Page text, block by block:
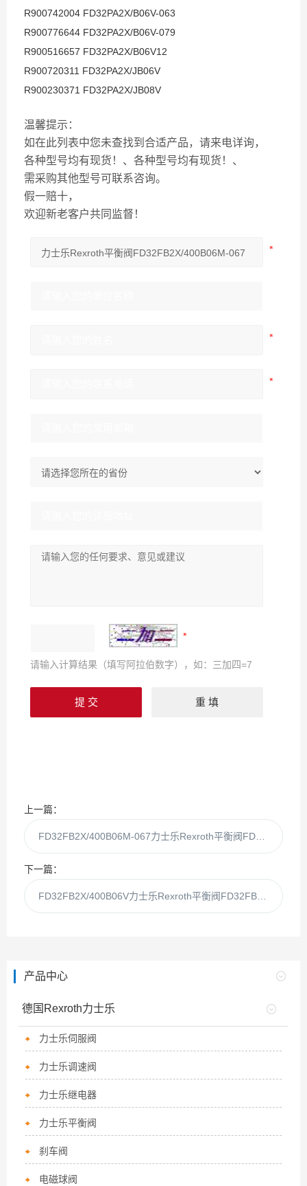
R900742004 FD32PA2X/B06V-063
R900776644 FD32PA2X/B06V-079
R900516657 FD32PA2X/B06V12
R900720311 FD32PA2X/JB06V
R900230371 FD32PA2X/JB08V
温馨提示：
如在此列表中您未查找到合适产品，请来电详询，
各种型号均有现货！、各种型号均有现货！、
需采购其他型号可联系咨询。
假一赔十，
欢迎新老客户共同监督！
请输入计算结果（填写阿拉伯数字），如：三加四=7
上一篇：
下一篇：
产品中心
德国Rexroth力士乐
力士乐伺服阀
力士乐调速阀
力士乐继电器
力士乐平衡阀
刹车阀
电磁球阀